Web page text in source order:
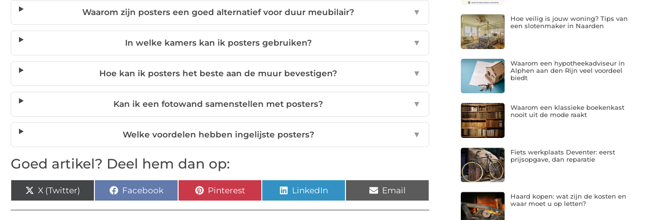
Waarom zijn posters een goed alternatief voor duur meubilair? ▼
In welke kamers kan ik posters gebruiken? ▼
Hoe kan ik posters het beste aan de muur bevestigen? ▼
Kan ik een fotowand samenstellen met posters? ▼
Welke voordelen hebben ingelijste posters? ▼
Goed artikel? Deel hem dan op:
X (Twitter) Facebook Pinterest LinkedIn Email
Hoe veilig is jouw woning? Tips van
een slotenmaker in Naarden
Waarom een hypotheekadviseur in
Alphen aan den Rijn veel voordeel
biedt
Waarom een klassieke boekenkast
nooit uit de mode raakt
Fiets werkplaats Deventer: eerst
prijsopgave, dan reparatie
Haard kopen: wat zijn de kosten en
waar moet u op letten?